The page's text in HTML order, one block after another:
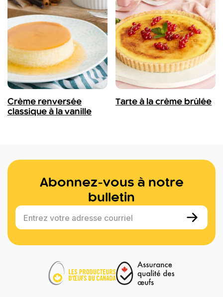
Crème renversée
classique à la vanille
Tarte à la crème brûlée
Abonnez-vous à notre
bulletin
Entrez votre adresse courriel